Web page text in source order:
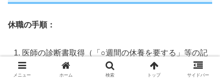
休職の手順：
医師の診断書取得（「○週間の休養を要する」等の記
載）
メニュー ホーム 検索 トップ サイドバー